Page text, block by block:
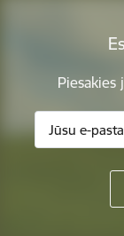
Piesakies